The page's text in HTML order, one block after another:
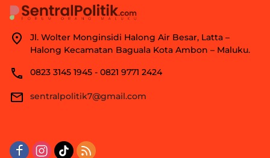
Jl. Wolter Monginsidi Halong Air Besar, Latta –
Halong Kecamatan Baguala Kota Ambon – Maluku.
0823 3145 1945 - 0821 9771 2424
sentralpolitik7@gmail.com